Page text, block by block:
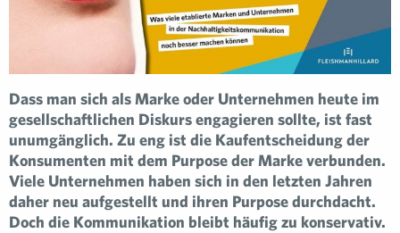
Dass man sich als Marke oder Unternehmen heute im
gesellschaftlichen Diskurs engagieren sollte, ist fast
unumgänglich. Zu eng ist die Kaufentscheidung der
Konsumenten mit dem Purpose der Marke verbunden.
Viele Unternehmen haben sich in den letzten Jahren
daher neu aufgestellt und ihren Purpose durchdacht.
Doch die Kommunikation bleibt häufig zu konservativ.